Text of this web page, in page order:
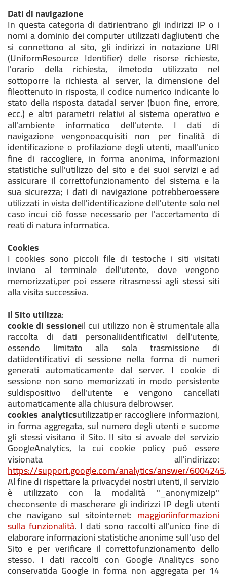
Dati di navigazione
In questa categoria di datirientrano gli indirizzi IP o i
nomi a dominio dei computer utilizzati dagliutenti che
si connettono al sito, gli indirizzi in notazione URI
(UniformResource Identifier) delle risorse richieste,
l'orario della richiesta, ilmetodo utilizzato nel
sottoporre la richiesta al server, la dimensione del
fileottenuto in risposta, il codice numerico indicante lo
stato della risposta datadal server (buon fine, errore,
ecc.) e altri parametri relativi al sistema operativo e
all'ambiente informatico dell'utente. I dati di
navigazione vengonoacquisiti non per finalità di
identificazione o profilazione degli utenti, maall'unico
fine di raccogliere, in forma anonima, informazioni
statistiche sull'utilizzo del sito e dei suoi servizi e ad
assicurare il correttofunzionamento del sistema e la
sua sicurezza; i dati di navigazione potrebberoessere
utilizzati in vista dell'identificazione dell'utente solo nel
caso incui ciò fosse necessario per l'accertamento di
reati di natura informatica.
Cookies
I cookies sono piccoli file di testoche i siti visitati
inviano al terminale dell'utente, dove vengono
memorizzati,per poi essere ritrasmessi agli stessi siti
alla visita successiva.
Il Sito utilizza:
cookie di sessioneil cui utilizzo non è strumentale alla
raccolta di dati personaliidentificativi dell'utente,
essendo limitato alla sola trasmissione di
datiidentificativi di sessione nella forma di numeri
generati automaticamente dal server. I cookie di
sessione non sono memorizzati in modo persistente
suldispositivo dell'utente e vengono cancellati
automaticamente alla chiusura delbrowser.
cookies analyticsutilizzatiper raccogliere informazioni,
in forma aggregata, sul numero degli utenti e sucome
gli stessi visitano il Sito. Il sito si avvale del servizio
GoogleAnalytics, la cui cookie policy può essere
visionata all'indirizzo:
https://support.google.com/analytics/answer/6004245.
Al fine di rispettare la privacydei nostri utenti, il servizio
è utilizzato con la modalità "_anonymizeIp"
checonsente di mascherare gli indirizzi IP degli utenti
che navigano sul sitointernet: maggioriinformazioni
sulla funzionalità. I dati sono raccolti all'unico fine di
elaborare informazioni statistiche anonime sull'uso del
Sito e per verificare il correttofunzionamento dello
stesso. I dati raccolti con Google Analitycs sono
conservatida Google in forma non aggregata per 14